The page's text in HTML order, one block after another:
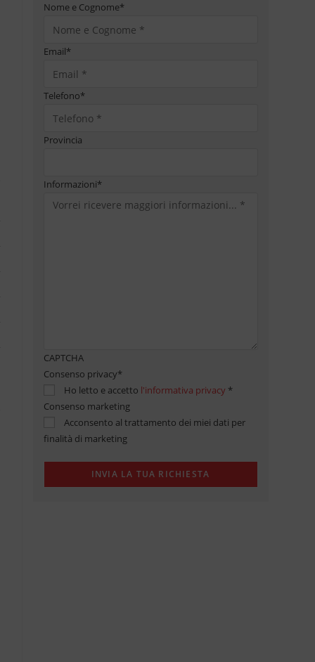
Nome e Cognome*
Email*
Telefono*
Provincia
Informazioni*
CAPTCHA
Consenso privacy*
Ho letto e accetto l'informativa privacy *
Consenso marketing
Acconsento al trattamento dei miei dati per
finalità di marketing